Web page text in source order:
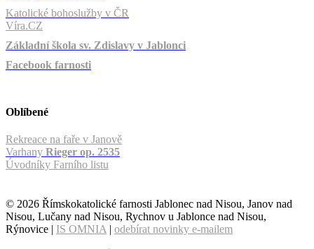
Katolické bohoslužby v ČR
Víra.CZ
Základní škola sv. Zdislavy v Jablonci
Facebook farnosti
Oblíbené
Rekreace na faře v Janově
Varhany Rieger op. 2535
Úvodníky Farního listu
© 2026 Římskokatolické farnosti Jablonec nad Nisou, Janov nad
Nisou, Lučany nad Nisou, Rychnov u Jablonce nad Nisou,
Rýnovice | IS OMNIA | odebírat novinky e-mailem